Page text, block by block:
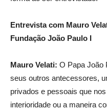
Entrevista com Mauro
Fundação João Paulo I
Mauro Velati: O Papa João
seus outros antecessores,
privados e pessoais que
interioridade ou a maneira